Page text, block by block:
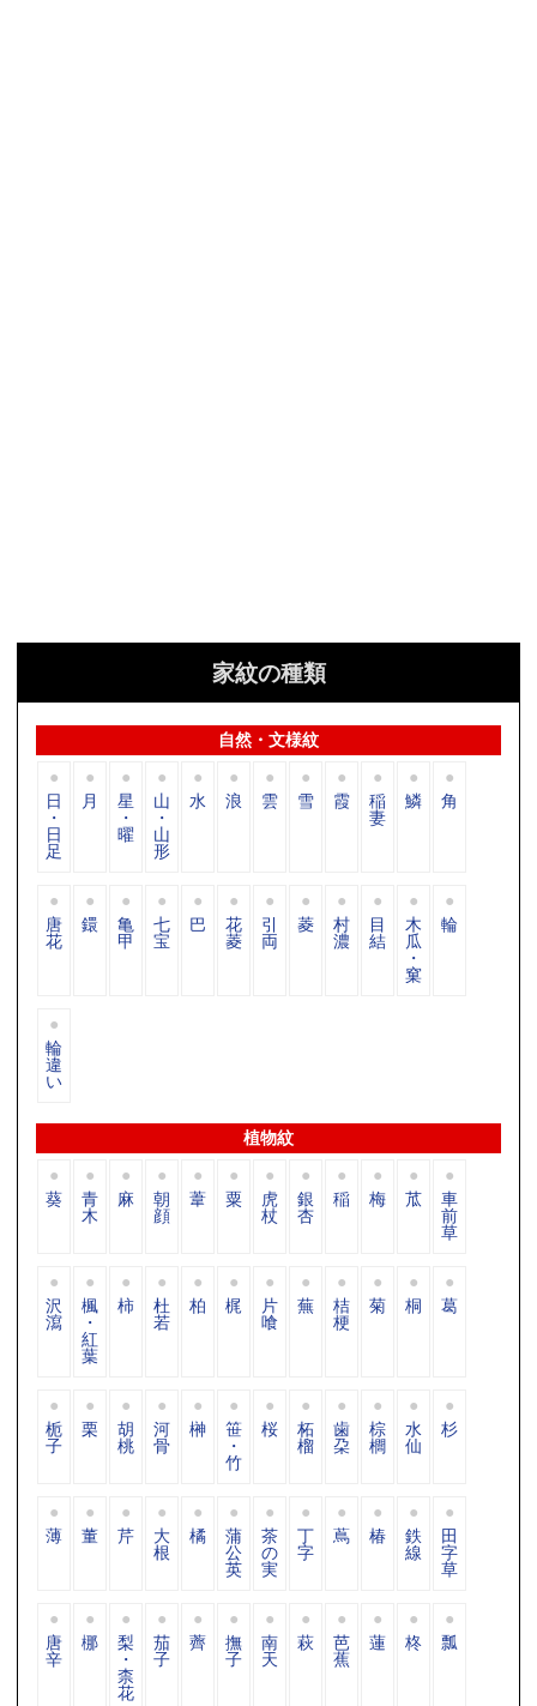
家紋の種類
自然・文様紋
日
・
日
足
月 星
・
曜
山
・
山
形
水 浪 雲 雪 霞 稲
妻
鱗 角
唐
花
鐶 亀
甲
七
宝
巴 花
菱
引
両
菱 村
濃
目
結
木
瓜
・
窠
輪
輪
違
い
植物紋
葵 青
木
麻 朝
顔
葦 粟 虎
杖
銀
杏
稲 梅 苽 車
前
草
沢
瀉
楓
・
紅
葉
柿 杜
若
柏 梶 片
喰
蕪 桔
梗
菊 桐 葛
栀
子
栗 胡
桃
河
骨
榊 笹
・
竹
桜 柘
榴
歯
朶
棕
櫚
水
仙
杉
薄 董 芹 大
根
橘 蒲
公
英
茶
の
実
丁
字
蔦 椿 鉄
線
田
字
草
唐
辛
梛 梨
・
柰
花
茄
子
薺 撫
子
南
天
萩 芭
蕉
蓮 柊 瓢